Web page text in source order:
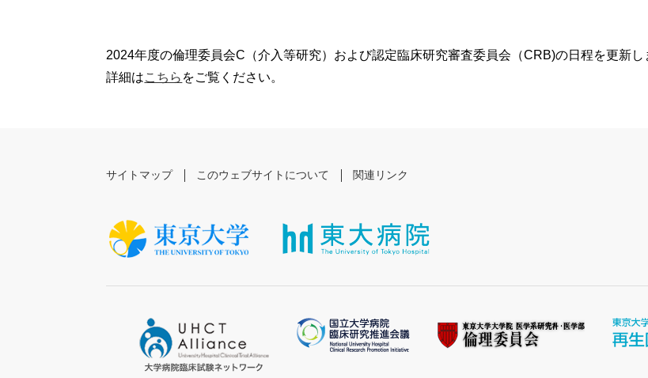
2024年度の倫理委員会C（介入等研究）および認定臨床研究審査委員会（CRB)の日程を更新し
詳細はこちら をご覧ください。
サイトマップ このウェブサイトについて 関連リンク